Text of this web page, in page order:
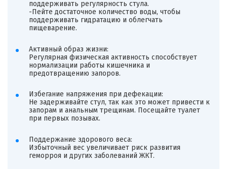
поддерживать регулярность стула.
-Пейте достаточное количество воды, чтобы
поддерживать гидратацию и облегчать
пищеварение.
Активный образ жизни:
Регулярная физическая активность способствует
нормализации работы кишечника и
предотвращению запоров.
Избегание напряжения при дефекации:
Не задерживайте стул, так как это может привести к
запорам и анальным трещинам. Посещайте туалет
при первых позывах.
Поддержание здорового веса:
Избыточный вес увеличивает риск развития
геморроя и других заболеваний ЖКТ.